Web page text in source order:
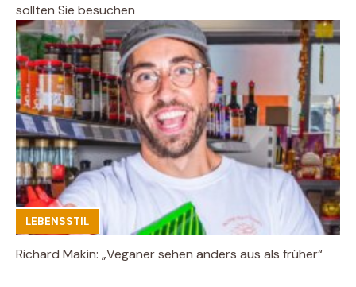
sollten Sie besuchen
LEBENSSTIL
Richard Makin: „Veganer sehen anders aus als früher“